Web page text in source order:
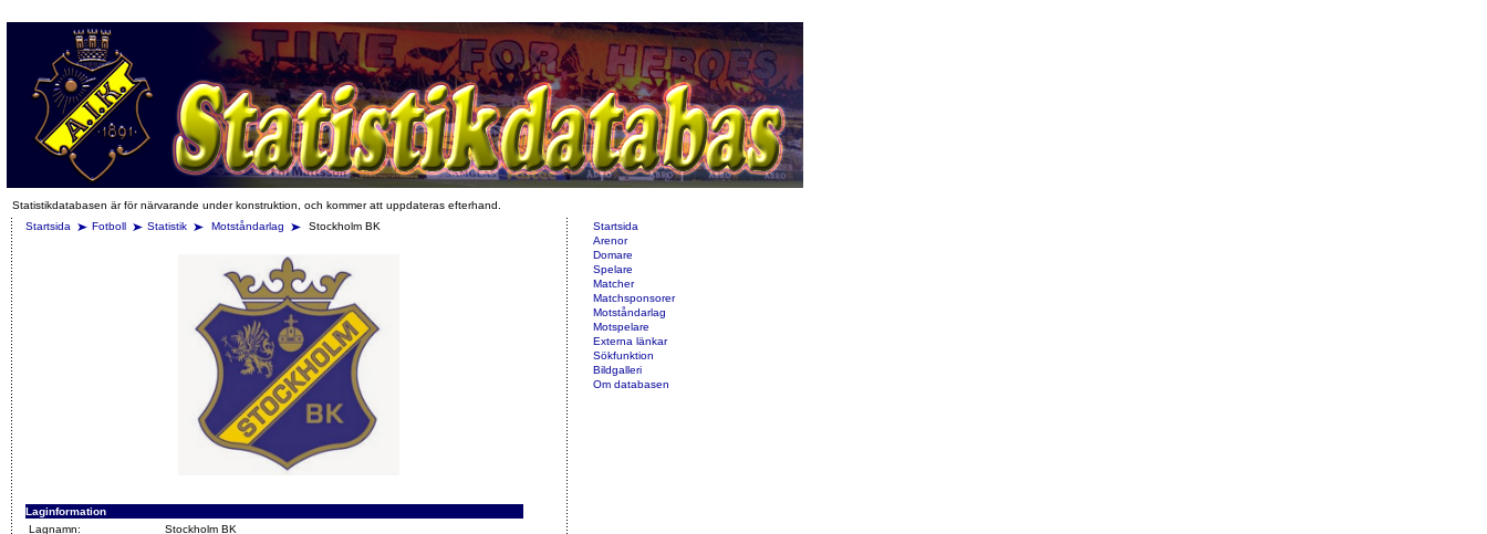
Statistikdatabasen är för närvarande under konstruktion, och kommer att uppdateras efterhand.
Startsida
Fotboll Statistik Motståndarlag Stockholm BK
Laginformation
Lagnamn:
Stockholm BK
Startsida
Arenor
Domare
Spelare
Matcher
Matchsponsorer
Motståndarlag
Motspelare
Externa länkar
Sökfunktion
Bildgalleri
Om databasen